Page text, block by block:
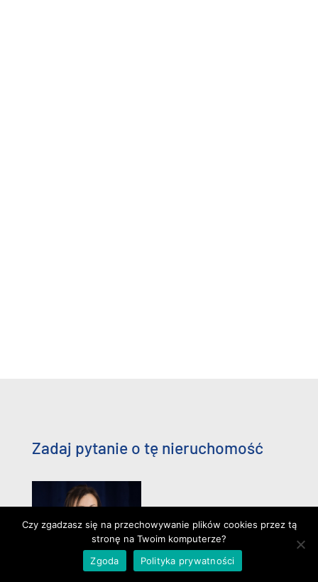
Zadaj pytanie o tę nieruchomość
Czy zgadzasz się na przechowywanie plików cookies przez tą
stronę na Twoim komputerze?
Zgoda
Polityka prywatności